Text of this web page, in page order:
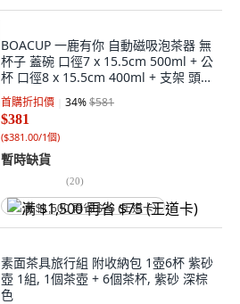
BOACUP 一鹿有你 自動磁吸泡茶器 無
杯子 蓋碗 口徑7 x 15.5cm 500ml + 公
杯 口徑8 x 15.5cm 400ml + 支架 頭徑
12.5 底徑16 x 17.5cm, 黑色福鹿,
900ml, 1組
首購折扣價 34%$581
$381
($381.00/1個)
暫時缺貨
(20)
满 $1,500 再省 $75 (王道卡)
素面茶具旅行組 附收納包 1壺6杯 紫砂
壺 1組, 1個茶壺 + 6個茶杯, 紫砂 深棕
色